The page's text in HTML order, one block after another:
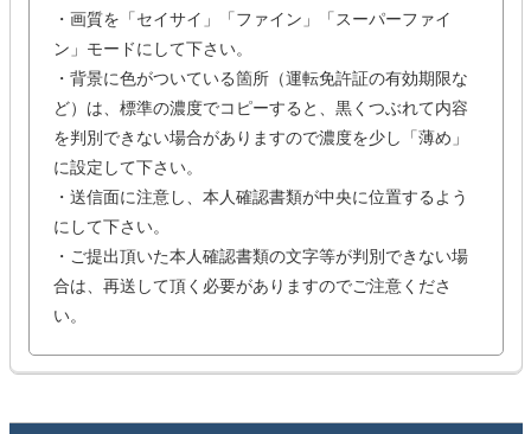
・画質を「セイサイ」「ファイン」「スーパーファイ
ン」モードにして下さい。
・背景に色がついている箇所（運転免許証の有効期限な
ど）は、標準の濃度でコピーすると、黒くつぶれて内容
を判別できない場合がありますので濃度を少し「薄め」
に設定して下さい。
・送信面に注意し、本人確認書類が中央に位置するよう
にして下さい。
・ご提出頂いた本人確認書類の文字等が判別できない場
合は、再送して頂く必要がありますのでご注意くださ
い。